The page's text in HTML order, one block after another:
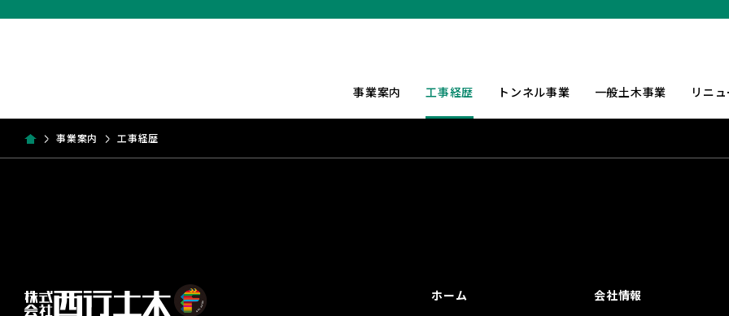
事業案内 工事経歴 トンネル事業 一般土木事業 リニ
事業案内 工事経歴
ホーム 会社情報